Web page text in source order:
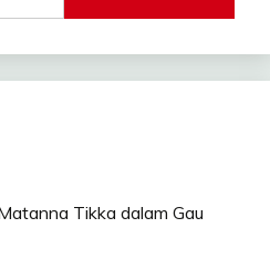
Tikka dalam Gau